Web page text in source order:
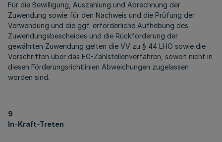
Für die Bewilligung, Auszahlung und Abrechnung der
Zuwendung sowie für den Nachweis und die Prüfung der
Verwendung und die ggf. erforderliche Aufhebung des
Zuwendungsbescheides und die Rückforderung der
gewährten Zuwendung gelten die VV zu § 44 LHO sowie die
Vorschriften über das EG-Zahlstellenverfahren, soweit nicht in
diesen Förderungsrichtlinien Abweichungen zugelassen
worden sind.
9
In-Kraft-Treten